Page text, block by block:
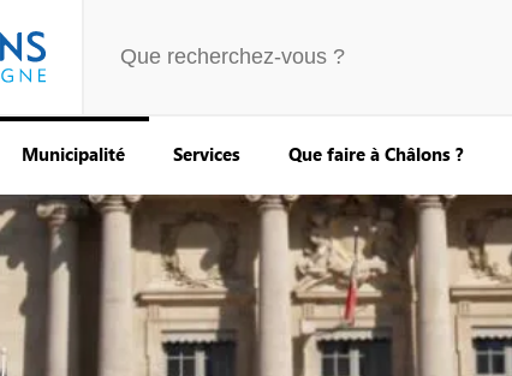
Municipalité Services Que faire à Châlons ?